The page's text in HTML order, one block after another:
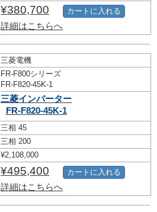
¥380,700
詳細はこちらへ
カートに入れる
三菱電機
FR-F800シリーズ
FR-F820-45K-1
三菱インバーター
FR-F820-45K-1
三相 45
三相 200
¥2,108,000
¥495,400
詳細はこちらへ
カートに入れる